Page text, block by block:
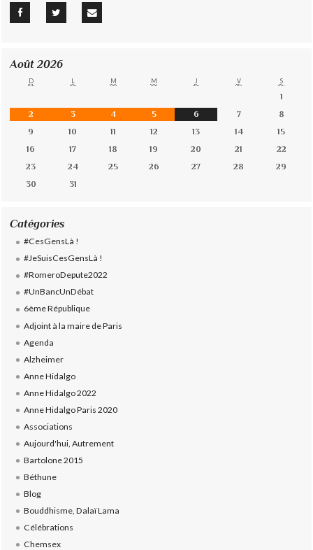
Août 2026
D L M M J V S
1
2
3 4 5 6 7
8
9
10 11 12 13 14
15
16
17 18 19 20 21
22
23
24 25 26 27 28
29
30
31
Catégories
#CesGensLà !
#JeSuisCesGensLà !
#RomeroDepute2022
#UnBancUnDébat
6ème République
Adjoint à la maire de Paris
Agenda
Alzheimer
Anne Hidalgo
Anne Hidalgo 2022
Anne Hidalgo Paris 2020
Associations
Aujourd'hui, Autrement
Bartolone 2015
Béthune
Blog
Bouddhisme, Dalaï Lama
Célébrations
Chemsex